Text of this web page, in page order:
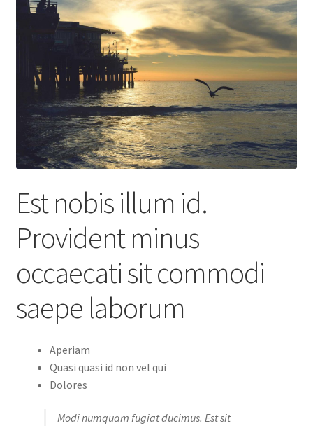
Est nobis illum id.
Provident minus
occaecati sit commodi
saepe laborum
Aperiam
Quasi quasi id non vel qui
Dolores
Modi numquam fugiat ducimus. Est sit